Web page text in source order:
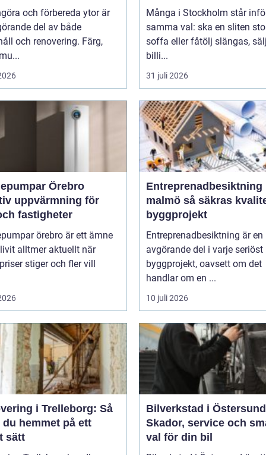
och förbereda ytor är
del av både
och renovering. Färg,
Många i Stockholm står
samma val: ska en sliten
soffa eller fåtölj slängas,
billi...
31 juli 2026
Örebro
uppvärmning för
fastigheter
örebro är ett ämne
alltmer aktuellt när
stiger och fler vill
Entreprenadbesiktning
malmö så säkras kvaliteten i
byggprojekt
Entreprenadbesiktning är en
avgörande del i varje seriöst
byggprojekt, oavsett om det
handlar om en ...
10 juli 2026
i Trelleborg: Så
hemmet på ett
sätt
Bilverkstad i
Skador, service och
val för din bil